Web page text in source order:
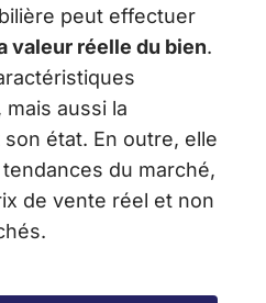
peut effectuer
valeur réelle du bien.
aussi la
état. En outre, elle
du marché,
de vente réel et non